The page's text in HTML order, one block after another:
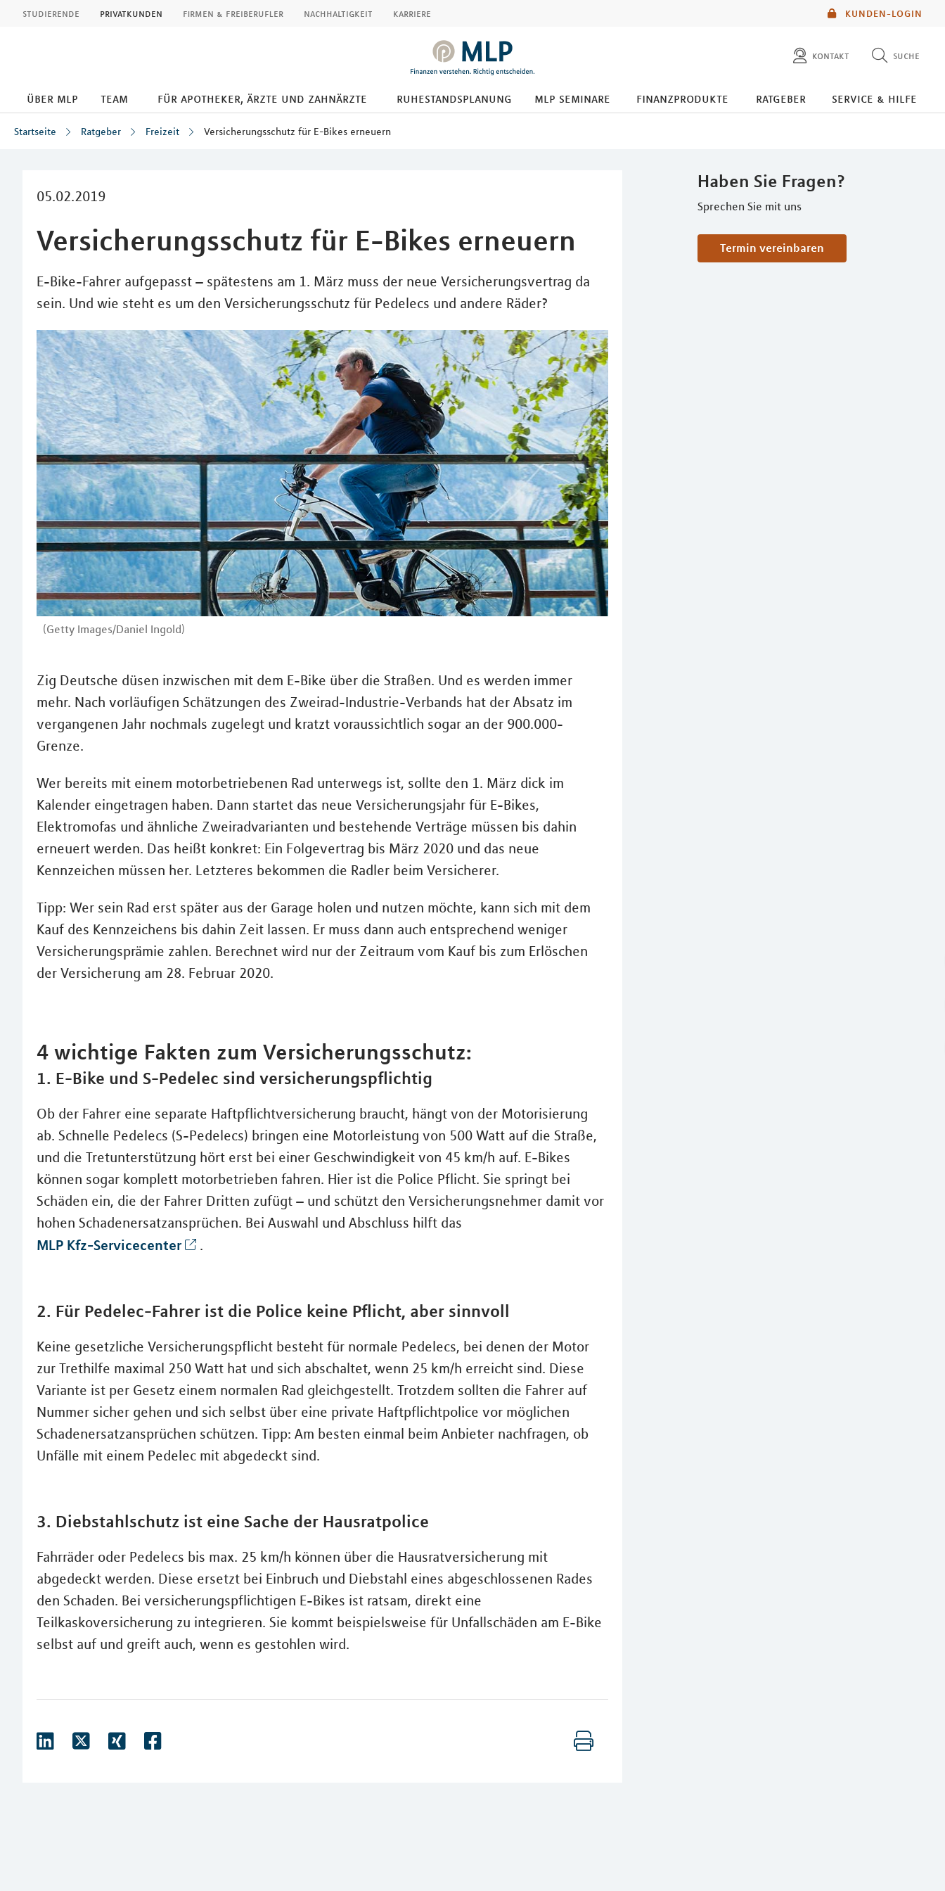
KUNDEN-LOGIN
studierende privatkunden firmen & freiberufler nachhaltigkeit karriere
kontakt suche
diese website durchsuchen
über mlp team für apotheker, ärzte und zahnärzte ruhestandsplanung mlp seminare finanzprodukte ratgeber service & hilfe
Startseite Ratgeber Freizeit Versicherungsschutz für E-Bikes erneuern
05.02.2019
Versicherungsschutz für E-Bikes erneuern
E-Bike-Fahrer aufgepasst – spätestens am 1. März muss der neue Versicherungsvertrag da
sein. Und wie steht es um den Versicherungsschutz für Pedelecs und andere Räder?
(Getty Images/Daniel Ingold)
Haben Sie Fragen?
Sprechen Sie mit uns
Termin vereinbaren
Zig Deutsche düsen inzwischen mit dem E-Bike über die Straßen. Und es werden immer
mehr. Nach vorläufigen Schätzungen des Zweirad-Industrie-Verbands hat der Absatz im
vergangenen Jahr nochmals zugelegt und kratzt voraussichtlich sogar an der 900.000-
Grenze.
Wer bereits mit einem motorbetriebenen Rad unterwegs ist, sollte den 1. März dick im
Kalender eingetragen haben. Dann startet das neue Versicherungsjahr für E-Bikes,
Elektromofas und ähnliche Zweiradvarianten und bestehende Verträge müssen bis dahin
erneuert werden. Das heißt konkret: Ein Folgevertrag bis März 2020 und das neue
Kennzeichen müssen her. Letzteres bekommen die Radler beim Versicherer.
Tipp: Wer sein Rad erst später aus der Garage holen und nutzen möchte, kann sich mit dem
Kauf des Kennzeichens bis dahin Zeit lassen. Er muss dann auch entsprechend weniger
Versicherungsprämie zahlen. Berechnet wird nur der Zeitraum vom Kauf bis zum Erlöschen
der Versicherung am 28. Februar 2020.
4 wichtige Fakten zum Versicherungsschutz:
1. E-Bike und S-Pedelec sind versicherungspflichtig
Ob der Fahrer eine separate Haftpflichtversicherung braucht, hängt von der Motorisierung
ab. Schnelle Pedelecs (S-Pedelecs) bringen eine Motorleistung von 500 Watt auf die Straße,
und die Tretunterstützung hört erst bei einer Geschwindigkeit von 45 km/h auf. E-Bikes
können sogar komplett motorbetrieben fahren. Hier ist die Police Pflicht. Sie springt bei
Schäden ein, die der Fahrer Dritten zufügt – und schützt den Versicherungsnehmer damit vor
hohen Schadenersatzansprüchen. Bei Auswahl und Abschluss hilft das
MLP Kfz-Servicecenter .
2. Für Pedelec-Fahrer ist die Police keine Pflicht, aber sinnvoll
Keine gesetzliche Versicherungspflicht besteht für normale Pedelecs, bei denen der Motor
zur Trethilfe maximal 250 Watt hat und sich abschaltet, wenn 25 km/h erreicht sind. Diese
Variante ist per Gesetz einem normalen Rad gleichgestellt. Trotzdem sollten die Fahrer auf
Nummer sicher gehen und sich selbst über eine private Haftpflichtpolice vor möglichen
Schadenersatzansprüchen schützen. Tipp: Am besten einmal beim Anbieter nachfragen, ob
Unfälle mit einem Pedelec mit abgedeckt sind.
3. Diebstahlschutz ist eine Sache der Hausratpolice
Fahrräder oder Pedelecs bis max. 25 km/h können über die Hausratversicherung mit
abgedeckt werden. Diese ersetzt bei Einbruch und Diebstahl eines abgeschlossenen Rades
den Schaden. Bei versicherungspflichtigen E-Bikes ist ratsam, direkt eine
Teilkaskoversicherung zu integrieren. Sie kommt beispielsweise für Unfallschäden am E-Bike
selbst auf und greift auch, wenn es gestohlen wird.